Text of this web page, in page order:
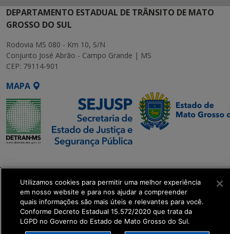
DEPARTAMENTO ESTADUAL DE TRÂNSITO DE MATO
GROSSO DO SUL
Rodovia MS 080 - Km 10, S/N
Conjunto José Abrão - Campo Grande | MS
CEP: 79114-901
MAPA
Executiva de
Transformação Digital
get_footer();
Utilizamos cookies para permitir uma melhor experiência
em nosso website e para nos ajudar a compreender
quais informações são mais úteis e relevantes para você.
Conforme Decreto Estadual 15.572/2020 que trata da
LGPD no Governo do Estado de Mato Grosso do Sul.